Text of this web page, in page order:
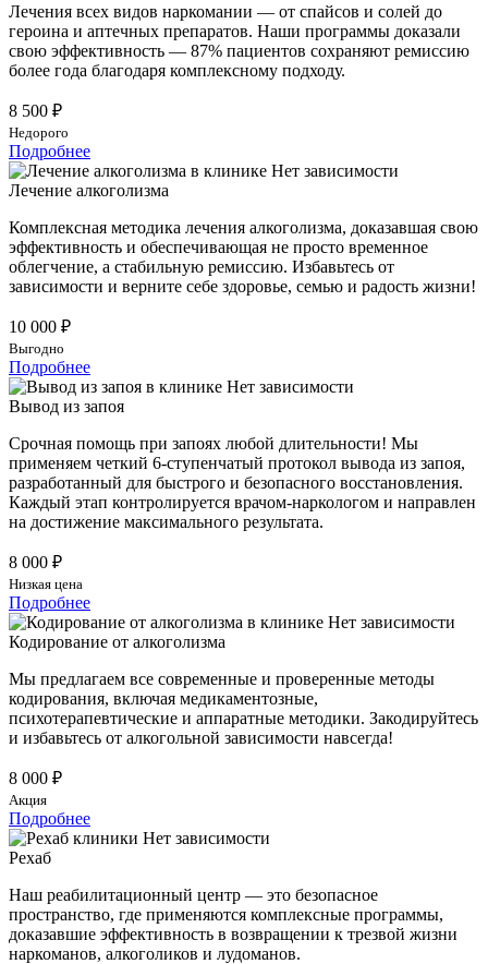
Лечения всех видов наркомании — от спайсов и солей до
героина и аптечных препаратов. Наши программы доказали
свою эффективность — 87% пациентов сохраняют ремиссию
более года благодаря комплексному подходу.
8 500 ₽
Недорого
Подробнее
Лечение алкоголизма
Комплексная методика лечения алкоголизма, доказавшая свою
эффективность и обеспечивающая не просто временное
облегчение, а стабильную ремиссию. Избавьтесь от
зависимости и верните себе здоровье, семью и радость жизни!
10 000 ₽
Выгодно
Подробнее
Вывод из запоя
Срочная помощь при запоях любой длительности! Мы
применяем четкий 6-ступенчатый протокол вывода из запоя,
разработанный для быстрого и безопасного восстановления.
Каждый этап контролируется врачом-наркологом и направлен
на достижение максимального результата.
8 000 ₽
Низкая цена
Подробнее
Кодирование от алкоголизма
Мы предлагаем все современные и проверенные методы
кодирования, включая медикаментозные,
психотерапевтические и аппаратные методики. Закодируйтесь
и избавьтесь от алкогольной зависимости навсегда!
8 000 ₽
Акция
Подробнее
Рехаб
Наш реабилитационный центр — это безопасное
пространство, где применяются комплексные программы,
доказавшие эффективность в возвращении к трезвой жизни
наркоманов, алкоголиков и лудоманов.